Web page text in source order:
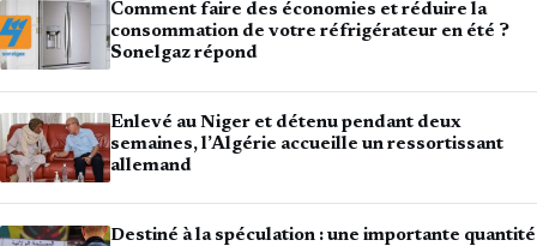
Comment faire des économies et réduire la
consommation de votre réfrigérateur en été ?
Sonelgaz répond
Enlevé au Niger et détenu pendant deux
semaines, l’Algérie accueille un ressortissant
allemand
Destiné à la spéculation : une importante quantité